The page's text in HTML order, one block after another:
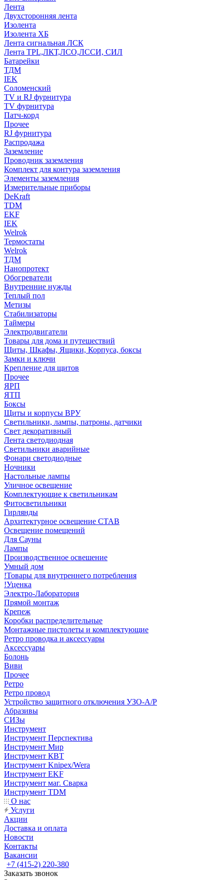
Лента
Двухсторонняя лента
Изолента
Изолента ХБ
Лента сигнальная ЛСК
Лента TPL,ЛКТ,ЛСО,ЛССИ, СИЛ
Батарейки
ТДМ
IEK
Соломенский
TV и RJ фурнитура
TV фурнитура
Патч-корд
Прочее
RJ фурнитура
Распродажа
Заземление
Проводник заземления
Комплект для контура заземления
Элементы заземления
Измерительные приборы
DeKraft
TDM
EKF
IEK
Welrok
Термостаты
Welrok
ТДМ
Нанопротект
Обогреватели
Внутренние нужды
Теплый пол
Метизы
Стабилизаторы
Таймеры
Электродвигатели
Товары для дома и путешествий
Щиты, Шкафы, Ящики, Корпуса, боксы
Замки и ключи
Крепление для щитов
Прочее
ЯРП
ЯТП
Боксы
Щиты и корпусы ВРУ
Светильники, лампы, патроны, датчики
Свет декоративный
Лента светодиодная
Светильники аварийные
Фонари светодиодные
Ночники
Настольные лампы
Уличное освещение
Комплектующие к светильникам
Фитосветильники
Гирлянды
Архитектурное освещение СТАВ
Освещение помещений
Для Сауны
Лампы
Производственное освешение
Умный дом
!Товары для внутреннего потребления
!Уценка
Электро-Лаборатория
Прямой монтаж
Крепеж
Коробки распределительные
Монтажные пистолеты и комплектующие
Ретро проводка и аксессуары
Аксессуары
Болонь
Виви
Прочее
Ретро
Ретро провод
Устройство защитного отключения УЗО-А/Р
Абразивы
СИЗы
Инструмент
Инструмент Перспектива
Инструмент Мир
Инструмент КВТ
Инструмент Knipex/Wera
Инструмент EKF
Инструмент маг. Сварка
Инструмент TDM
О нас
Услуги
Акции
Доставка и оплата
Новости
Контакты
Вакансии
+7 (415-2) 220-380
Заказать звонок